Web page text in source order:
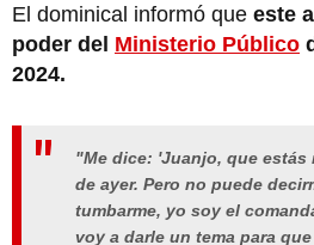
El dominical informó que este
poder del Ministerio Público
2024.
"Me dice: 'Juanjo, que estás
de ayer. Pero no puede
tumbarme, yo soy el
voy a darle un tema para